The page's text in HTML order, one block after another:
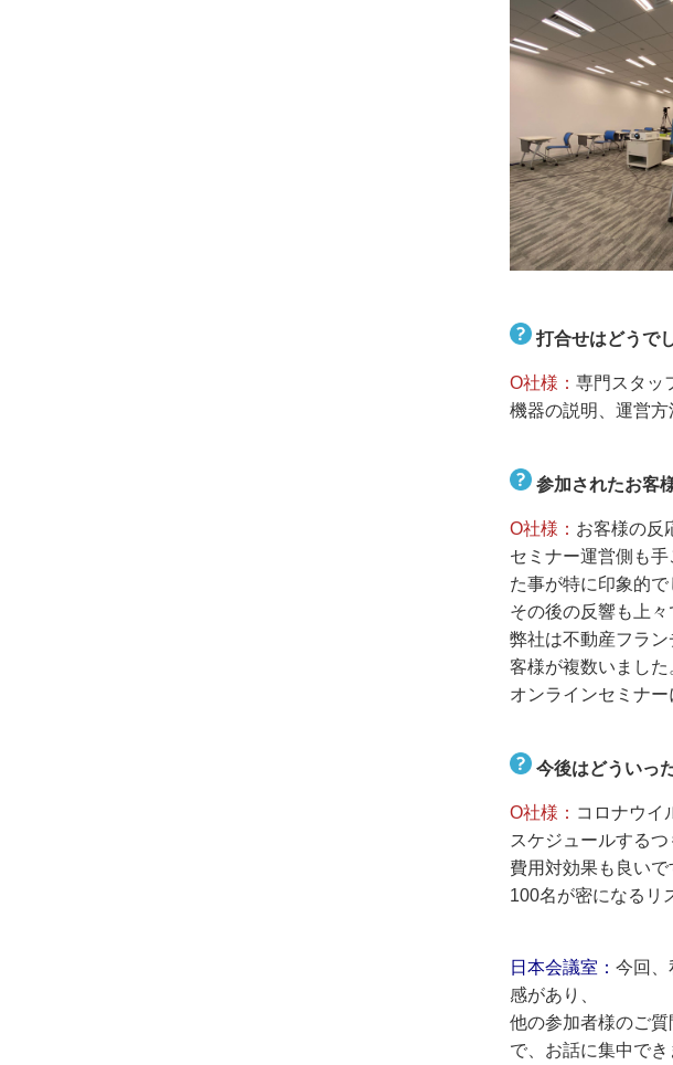
打合せはどうで
O社様： 専門スタッ
機器の説明、運営方
参加されたお客
O社様： お客様の反
セミナー運営側も
た事が特に印象的で
その後の反響も上々
弊社は不動産フラ
客様が複数いました
オンラインセミナー
今後はどういっ
O社様： コロナウイ
スケジュールするつ
費用対効果も良いで
100名が密になるリ
日本会議室： 今回、
感があり、
他の参加者様のご
で、お話に集中でき